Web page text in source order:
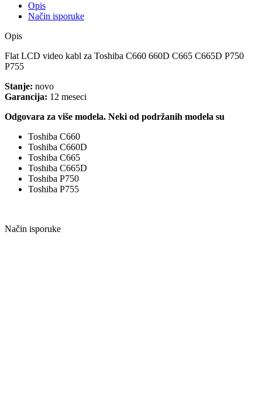
Opis
Način isporuke
Opis
Flat LCD video kabl za Toshiba C660 660D C665 C665D P750
P755
Stanje: novo
Garancija: 12 meseci
Odgovara za više modela. Neki od podržanih modela su
Toshiba C660
Toshiba C660D
Toshiba C665
Toshiba C665D
Toshiba P750
Toshiba P755
Način isporuke